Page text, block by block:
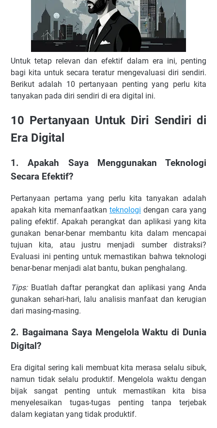
Untuk tetap relevan dan efektif dalam era ini, penting
bagi kita untuk secara teratur mengevaluasi diri sendiri.
Berikut adalah 10 pertanyaan penting yang perlu kita
tanyakan pada diri sendiri di era digital ini.
10 Pertanyaan Untuk Diri Sendiri di
Era Digital
1. Apakah Saya Menggunakan Teknologi
Secara Efektif?
Pertanyaan pertama yang perlu kita tanyakan adalah
apakah kita memanfaatkan teknologi dengan cara yang
paling efektif. Apakah perangkat dan aplikasi yang kita
gunakan benar-benar membantu kita dalam mencapai
tujuan kita, atau justru menjadi sumber distraksi?
Evaluasi ini penting untuk memastikan bahwa teknologi
benar-benar menjadi alat bantu, bukan penghalang.
Tips:Buatlah daftar perangkat dan aplikasi yang Anda
gunakan sehari-hari, lalu analisis manfaat dan kerugian
dari masing-masing.
2. Bagaimana Saya Mengelola Waktu di Dunia
Digital?
Era digital sering kali membuat kita merasa selalu sibuk,
namun tidak selalu produktif. Mengelola waktu dengan
bijak sangat penting untuk memastikan kita bisa
menyelesaikan tugas-tugas penting tanpa terjebak
dalam kegiatan yang tidak produktif.